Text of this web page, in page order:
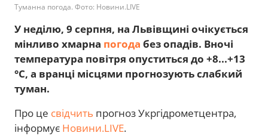
Туманна погода. Фото: Новини.LIVE
У неділю, 9 серпня, на Львівщині очікується
мінливо хмарна погода без опадів. Вночі
температура повітря опуститься до +8...+13
°C, а вранці місцями прогнозують слабкий
туман.
Про це свідчить прогноз Укргідрометцентра,
інформує Новини.LIVE.